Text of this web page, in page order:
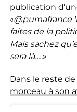
publication
«@pumafrance
faites de la
Mais sachez
sera là…..»
Dans le reste de
morceau à son